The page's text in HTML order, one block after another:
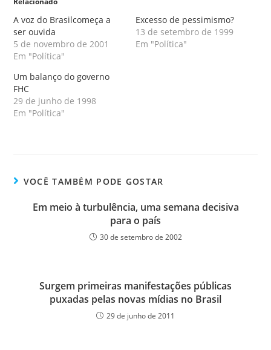
A voz do Brasilcomeça a
ser ouvida
5 de novembro de 2001
Em "Política"
Excesso de pessimismo?
13 de setembro de 1999
Em "Política"
Um balanço do governo
FHC
29 de junho de 1998
Em "Política"
VOCÊ TAMBÉM PODE GOSTAR
Em meio à turbulência, uma semana decisiva
para o país
30 de setembro de 2002
Surgem primeiras manifestações públicas
puxadas pelas novas mídias no Brasil
29 de junho de 2011